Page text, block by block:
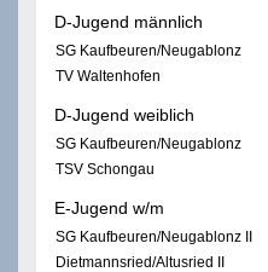
D-Jugend männlich
SG Kaufbeuren/Neugablonz
TV Waltenhofen
D-Jugend weiblich
SG Kaufbeuren/Neugablonz
TSV Schongau
E-Jugend w/m
SG Kaufbeuren/Neugablonz II
Dietmannsried/Altusried II